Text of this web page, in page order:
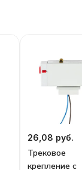
26,08 руб.
Трековое
крепление с